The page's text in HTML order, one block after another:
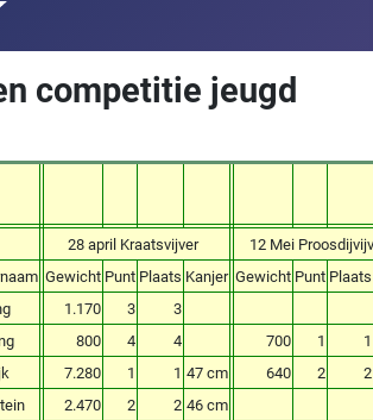
competitie jeugd
28 april Kraatsvijver
12 Mei
Gewicht Punt Plaats Kanjer Gewicht Punt Plaats
1.170 3
3
800 4 4 700 1
1
7.280 1 1 47 cm 640 2
2
2.470 2 2 46 cm